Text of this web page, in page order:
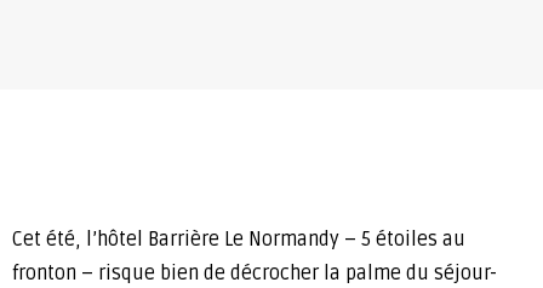
Cet été, l’hôtel Barrière Le Normandy – 5 étoiles au
fronton – risque bien de décrocher la palme du séjour-